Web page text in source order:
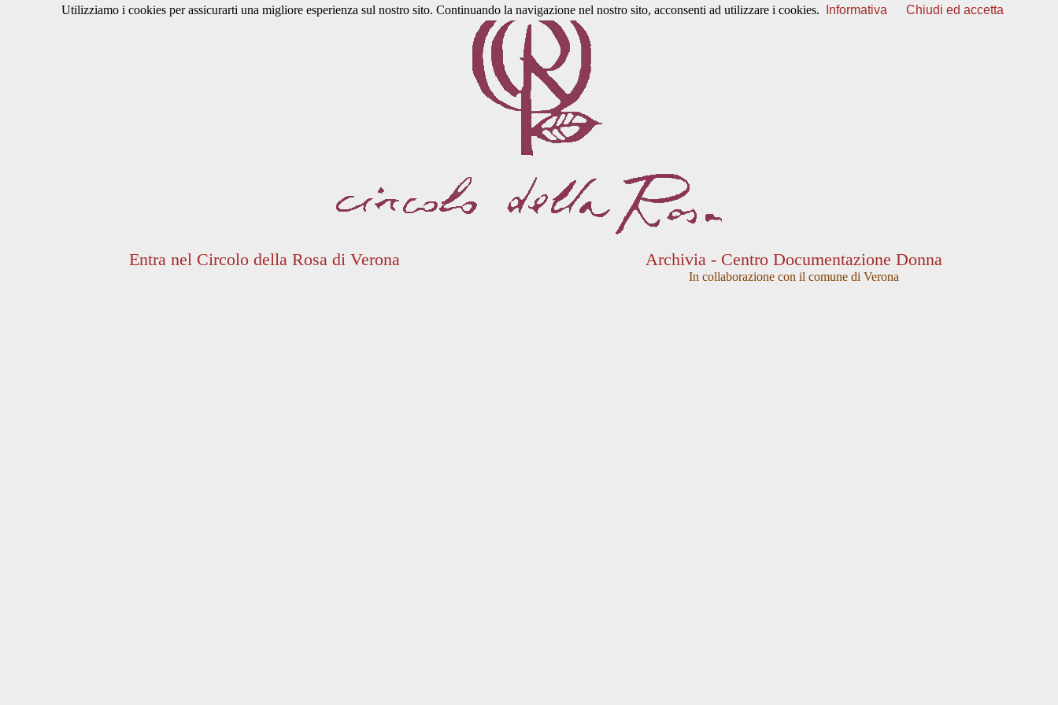
Entra nel Circolo della Rosa di Verona Archivia - Centro Documentazione Donna
In collaborazione con il comune di Verona
Utilizziamo i cookies per assicurarti una migliore esperienza sul nostro sito. Continuando la navigazione nel nostro sito, acconsenti ad utilizzare i cookies. Informativa Chiudi ed accetta